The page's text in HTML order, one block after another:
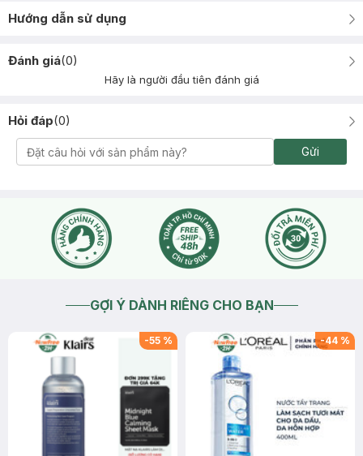
Hướng dẫn sử dụng
Đánh giá(0)
Hãy là người đầu tiên đánh giá
Hỏi đáp(0)
Gửi
GỢI Ý DÀNH RIÊNG CHO BẠN
-55 % -44 %